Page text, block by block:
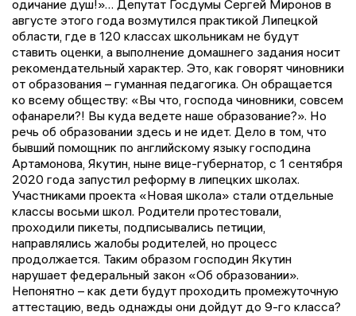
одичание душ!»… Депутат Госдумы Сергей Миронов в
августе этого года возмутился практикой Липецкой
области, где в 120 классах школьникам не будут
ставить оценки, а выполнение домашнего задания носит
рекомендательный характер. Это, как говорят чиновники
от образования – гуманная педагогика. Он обращается
ко всему обществу: «Вы что, господа чиновники, совсем
офанарели?! Вы куда ведете наше образование?». Но
речь об образовании здесь и не идет. Дело в том, что
бывший помощник по английскому языку господина
Артамонова, Якутин, ныне вице-губернатор, с 1 сентября
2020 года запустил реформу в липецких школах.
Участниками проекта «Новая школа» стали отдельные
классы восьми школ. Родители протестовали,
проходили пикеты, подписывались петиции,
направлялись жалобы родителей, но процесс
продолжается. Таким образом господин Якутин
нарушает федеральный закон «Об образовании».
Непонятно – как дети будут проходить промежуточную
аттестацию, ведь однажды они дойдут до 9-го класса?